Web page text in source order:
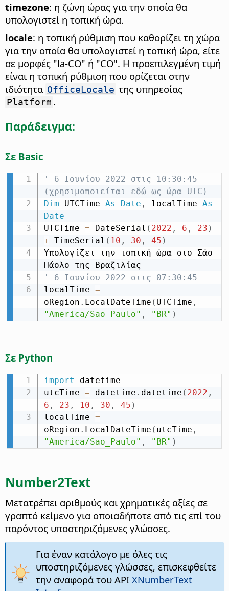
timezone: η ζώνη ώρας για την οποία θα
υπολογιστεί η τοπική ώρα.
locale: η τοπική ρύθμιση που καθορίζει τη χώρα
για την οποία θα υπολογιστεί η τοπική ώρα, είτε
σε μορφές "la-CO" ή "CO". Η προεπιλεγμένη τιμή
είναι η τοπική ρύθμιση που ορίζεται στην
ιδιότητα OfficeLocale της υπηρεσίας
Platform .
Παράδειγμα:
Σε Basic
' 6 Ιουνίου 2022 στις 10:30:45
(χρησιμοποιείται εδώ ως ώρα UTC)
Dim UTCTime As Date , localTime As
Date
UTCTime = DateSerial ( 2022 , 6 , 23 )
+ TimeSerial ( 10 , 30 , 45 )
Υπολογίζει την τοπική ώρα στο Σάο
' 6 Ιουνίου 2022 στις 07:30:45
localTime =
oRegion . LocalDateTime ( UTCTime ,
"America/Sao_Paulo" , "BR" )
Σε Python
import datetime
utcTime = datetime . datetime ( 2022 ,
6 , 23 , 10 , 30 , 45 )
localTime =
oRegion . LocalDateTime ( utcTime ,
"America/Sao_Paulo" , "BR" )
Number2Text
Μετατρέπει αριθμούς και χρηματικές αξίες σε
γραπτό κείμενο για οποιαδήποτε από τις επί του
παρόντος υποστηριζόμενες γλώσσες.
Για έναν κατάλογο με όλες τις
υποστηριζόμενες γλώσσες, επισκεφθείτε
την αναφορά του API XNumberText